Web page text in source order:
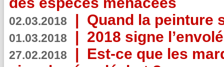
02.03.2018 | Quand la peinture
01.03.2018 | 2018 signe
27.02.2018 | Est-ce que les